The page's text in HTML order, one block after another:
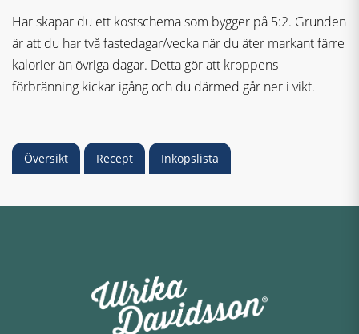
Här skapar du ett kostschema som bygger på 5:2. Grunden
är att du har två fastedagar/vecka när du äter markant färre
kalorier än övriga dagar. Detta gör att kroppens
förbränning kickar igång och du därmed går ner i vikt.
Översikt Recept Inköpslista